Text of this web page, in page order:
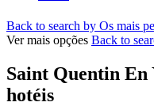
Back to search by Os mais
Ver mais opções Back to
Saint Quentin En
hotéis